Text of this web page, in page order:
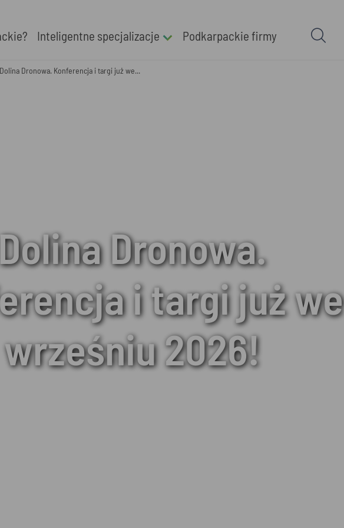
Inteligentne specjalizacje Podkarpackie firmy
Dolina Dronowa. Konferencja i targi już we...
Dronowa.
i targi już we
wrześniu 2026!